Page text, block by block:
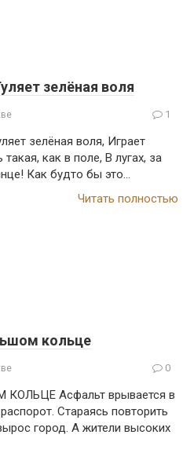
зелёная воля
1
зелёная воля, Играет
как в поле, В лугах, за
Как будто бы это…
Читать полностью
кольце
0
Асфальт врывается в
Стараясь повторить
город. А жители высоких